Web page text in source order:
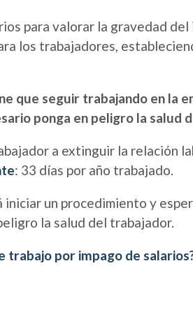
para valorar la gravedad
los trabajadores,
que seguir trabajando en la
ponga en peligro la salud
a extinguir la relación
: 33 días por año trabajado.
un procedimiento y
la salud del trabajador.
por impago de